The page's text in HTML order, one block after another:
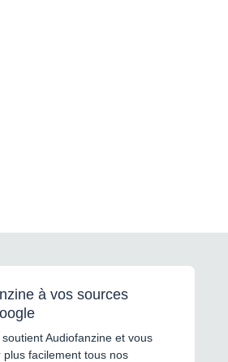
à vos sources
Audiofanzine et vous
facilement tous nos